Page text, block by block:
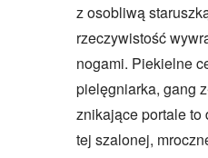
z osobliwą
rzeczywistość
nogami. Piekielne
pielęgniarka, gang
znikające portale to
tej szalonej,